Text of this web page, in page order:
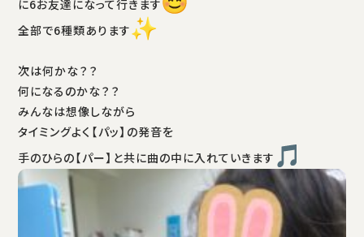
に6お友達になって行きます
全部で6種類あります
次は何かな？？
何になるのかな？？
みんなは想像しながら
タイミングよく【パッ】の発音を
手のひらの【パー】と共に曲の中に入れていきます